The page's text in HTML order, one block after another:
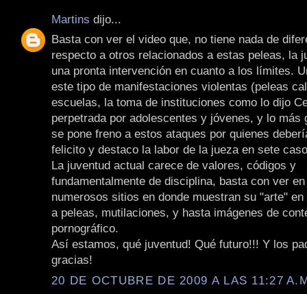
Martins dijo...
Basta con ver el video que, no tiene nada de
respecto a otros relacionados a estas peleas, la
una pronta intervención en cuanto a los límites.
este tipo de manifestaciones violentas (peleas
escuelas, la toma de instituciones como lo dijo
perpetrada por adolescentes y jóvenes, y lo más
se pone freno a estos ataques por quienes
felicito y destaco la labor de la jueza en sete
La juventud actual carece de valores, códigos y
fundamentalmente de disciplina, basta con ver
numerosos sitios en donde muestran su "arte"
a peleas, mutilaciones, y hasta imágenes de
pornográfico.
Así estamos, qué juventud! Qué futuro!!! Y los
gracias!
20 DE OCTUBRE DE 2009 A LAS 11:27